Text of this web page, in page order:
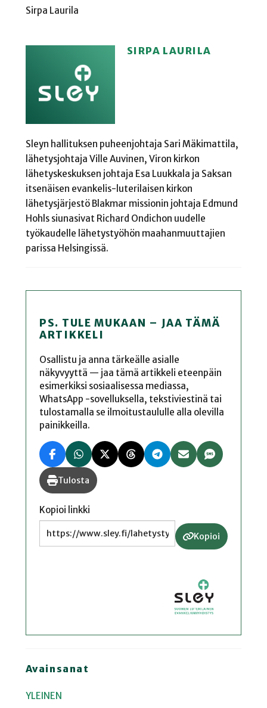
Sirpa Laurila
SIRPA LAURILA
Sleyn hallituksen puheenjohtaja Sari Mäkimattila,
lähetysjohtaja Ville Auvinen, Viron kirkon
lähetyskeskuksen johtaja Esa Luukkala ja Saksan
itsenäisen evankelis-luterilaisen kirkon
lähetysjärjestö Blakmar missionin johtaja Edmund
Hohls siunasivat Richard Ondichon uudelle
työkaudelle lähetystyöhön maahanmuuttajien
parissa Helsingissä.
PS. TULE MUKAAN – JAA TÄMÄ
ARTIKKELI
Osallistu ja anna tärkeälle asialle
näkyvyyttä — jaa tämä artikkeli eteenpäin
esimerkiksi sosiaalisessa mediassa,
WhatsApp -sovelluksella, tekstiviestinä tai
tulostamalla se ilmoitustaululle alla olevilla
painikkeilla.
Tulosta
Kopioi linkki
Kopioi
Avainsanat
YLEINEN